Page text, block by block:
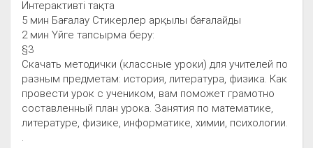
Интерактивті тақта
5 мин Бағалау Стикерлер арқылы бағалайды
2 мин Үйге тапсырма беру:
§3
Скачать методички (классные уроки) для учителей по
разным предметам: история, литература, физика. Как
провести урок с учеником, вам поможет грамотно
составленный план урока. Занятия по математике,
литературе, физике, информатике, химии, психологии.